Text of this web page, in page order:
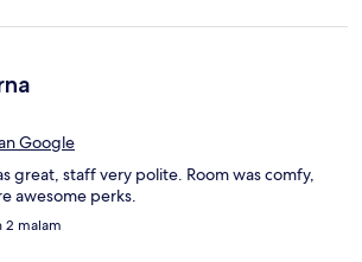
Google
great, staff very polite. Room was comfy,
awesome perks.
2 malam